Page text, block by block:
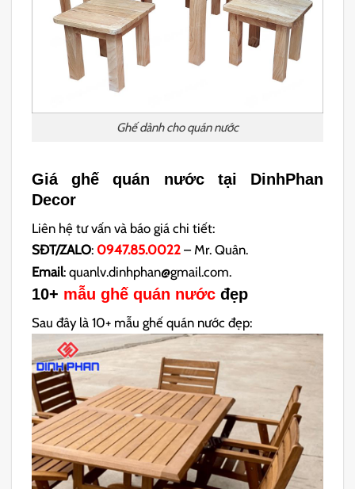
Ghế dành cho quán nước
Giá ghế quán nước tại DinhPhan
Decor
Liên hệ tư vấn và báo giá chi tiết:
SĐT/ZALO: 0947.85.0022 – Mr. Quân.
Email: quanlv.dinhphan@gmail.com.
10+ mẫu ghế quán nước đẹp
Sau đây là 10+ mẫu ghế quán nước đẹp: